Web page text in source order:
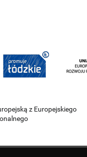
z Europejskiego